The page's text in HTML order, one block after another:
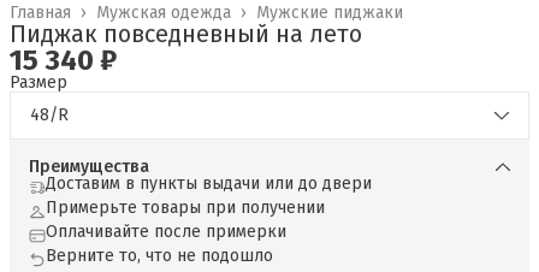
Мужские пиджаки
Мужская одежда ›
Главная ›
Пиджак повседневный на лето
15 340 ₽
Размер
48/R
Преимущества
Доставим в пункты выдачи или до двери
Примерьте товары при получении
Оплачивайте после примерки
Верните то, что не подошло